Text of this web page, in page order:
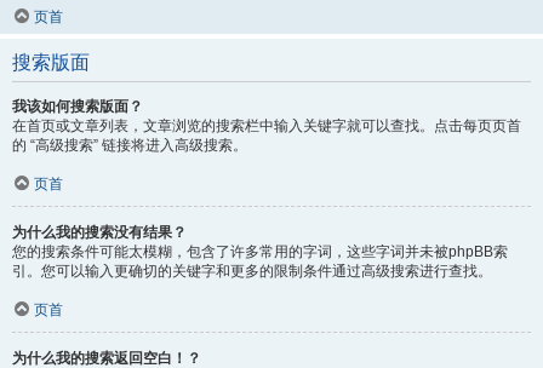
页首
搜索版面
我该如何搜索版面？
在首页或文章列表，文章浏览的搜索栏中输入关键字就可以查找。点击每页页首
的 “高级搜索” 链接将进入高级搜索。
页首
为什么我的搜索没有结果？
您的搜索条件可能太模糊，包含了许多常用的字词，这些字词并未被phpBB索
引。您可以输入更确切的关键字和更多的限制条件通过高级搜索进行查找。
页首
为什么我的搜索返回空白！？